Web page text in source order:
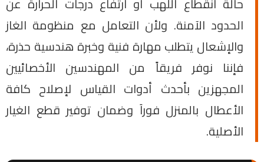
الحدود الآمنة. ولأن التعامل مع منظومة الغاز
والإشعال يتطلب مهارة فنية وخبرة هندسية حذرة،
فإننا نوفر فريقاً من المهندسين الأخصائيين
المجهزين بأحدث أدوات القياس لإصلاح كافة
الأعطال بالمنزل فوراَ وضمان توفير قطع الغيار
الأصلية.